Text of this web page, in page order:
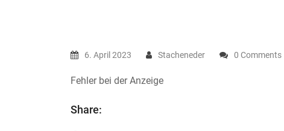
6. April 2023 Stacheneder 0 Comments
Fehler bei der Anzeige
Share: